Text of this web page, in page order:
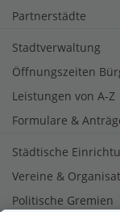
Partnerstädte
Stadtverwaltung
Öffnungszeiten
Leistungen von A-Z
Formulare &
Städtische
Vereine &
Politische Gremien